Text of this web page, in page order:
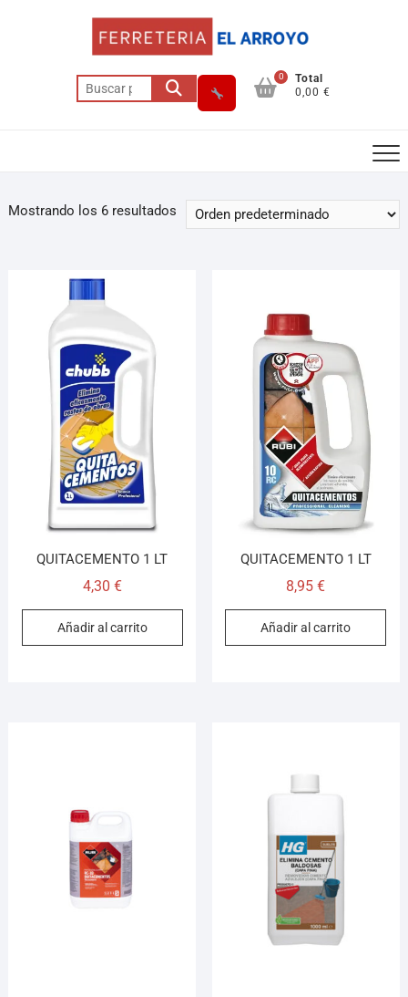
0
Total
0,00 €
Mostrando los 6 resultados
QUITACEMENTO 1 LT
4,30 €
Añadir al carrito
QUITACEMENTO 1 LT
8,95€
Añadir al carrito
Llamar (cerrado) Cómo llegar
¡Hola! Soy el asesor virtual de Ferretería El Arroyo.
Cuéntame qué necesitas y te ayudo a encontrarlo,
aunque no sepas el nombre exacto